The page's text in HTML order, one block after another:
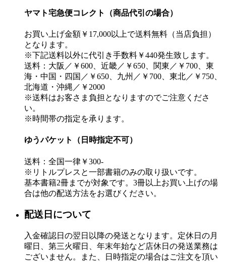
ヤマト宅急便コレクト（商品代引の場合）
お買い上げ金額￥17,000以上で送料無料（当店負担）
となります。
※下記送料以外に代引き手数料￥440発生致します。
送料：大阪／￥600、近畿／￥650、関東／￥700、東
海・中国・四国／￥650、九州／￥700、東北／￥750、
北海道・沖縄／￥2000
※送料はお客さま負担となりますのでご注意くださ
い。
※時間帯の指定を承ります。
ゆうパケット（日時指定不可）
送料：全国一律￥300-
※リトルプレスと一部書籍のみの取り扱いです。
基本書籍2冊までが対象です。3冊以上お買い上げの場
合は他の配送方法をお選びください。
配送日について
入金確認日の翌日以降の発送となります。定休日の月
曜日、第三火曜日、年末年始など店休日の発送業務は
ございません。また、日時指定の場合はご注文を頂い